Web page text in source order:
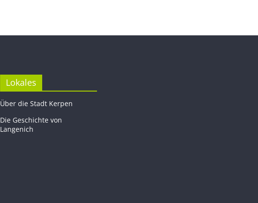
Lokales
Über die Stadt Kerpen
Die Geschichte von
Langenich